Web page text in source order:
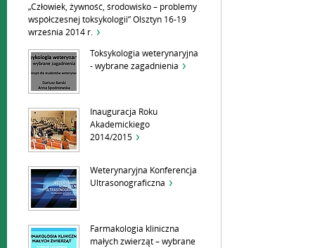
„Człowiek, żywność, środowisko – problemy
współczesnej toksykologii” Olsztyn 16-19
września 2014 r.
Toksykologia weterynaryjna
- wybrane zagadnienia
Inauguracja Roku
Akademickiego
2014/2015
Weterynaryjna Konferencja
Ultrasonograficzna
Farmakologia kliniczna
małych zwierząt – wybrane